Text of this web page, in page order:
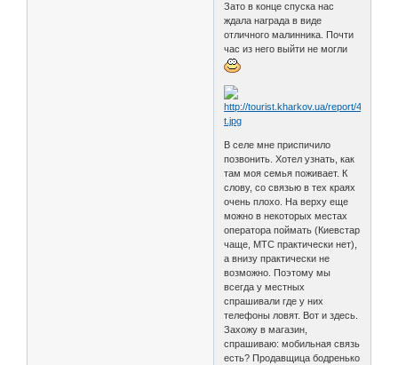
Зато в конце спуска нас
ждала награда в виде
отличного малинника. Почти
час из него выйти не могли
В селе мне приспичило
позвонить. Хотел узнать, как
там моя семья поживает. К
слову, со связью в тех краях
очень плохо. На верху еще
можно в некоторых местах
оператора поймать (Киевстар
чаще, МТС практически нет),
а внизу практически не
возможно. Поэтому мы
всегда у местных
спрашивали где у них
телефоны ловят. Вот и здесь.
Захожу в магазин,
спрашиваю: мобильная связь
есть? Продавщица бодренько